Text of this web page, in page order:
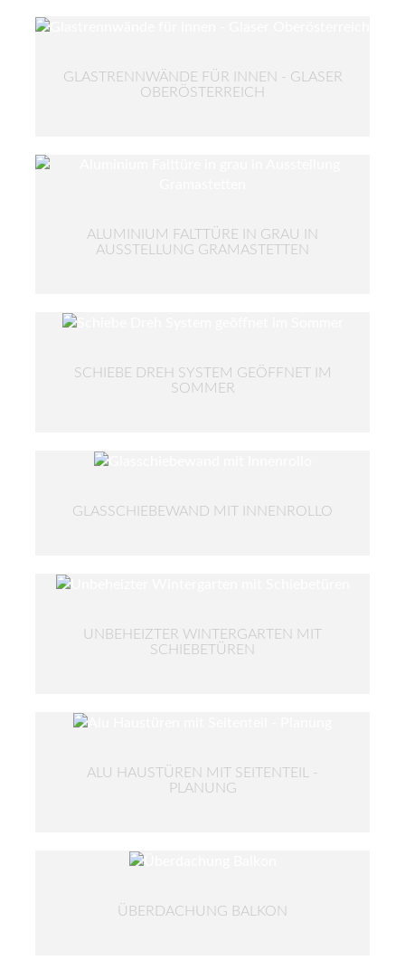
GLASTRENNWÄNDE FÜR INNEN - GLASER
OBERÖSTERREICH
ALUMINIUM FALTTÜRE IN GRAU IN
AUSSTELLUNG GRAMASTETTEN
SCHIEBE DREH SYSTEM GEÖFFNET IM
SOMMER
GLASSCHIEBEWAND MIT INNENROLLO
UNBEHEIZTER WINTERGARTEN MIT
SCHIEBETÜREN
ALU HAUSTÜREN MIT SEITENTEIL -
PLANUNG
ÜBERDACHUNG BALKON